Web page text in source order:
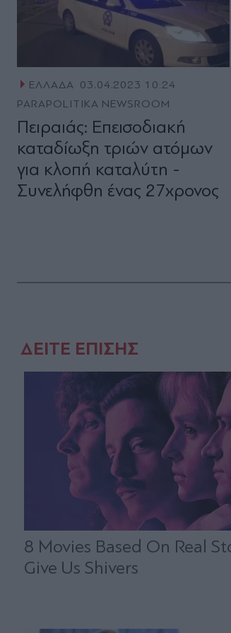
ΕΛΛΑΔΑ 03.04.2023 10:24
PARAPOLITIKA NEWSROOM
Πειραιάς: Επεισοδιακή
καταδίωξη τριών ατόμων
για κλοπή καταλύτη -
Συνελήφθη ένας 27χρονος